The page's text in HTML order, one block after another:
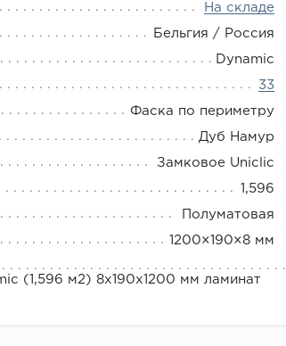
На складе
Бельгия / Россия
Dynamic
33
Фаска по периметру
Дуб Намур
Замковое Uniclic
1,596
Полуматовая
1200×190×8 мм
(1,596 м2) 8х190х1200 мм ламинат